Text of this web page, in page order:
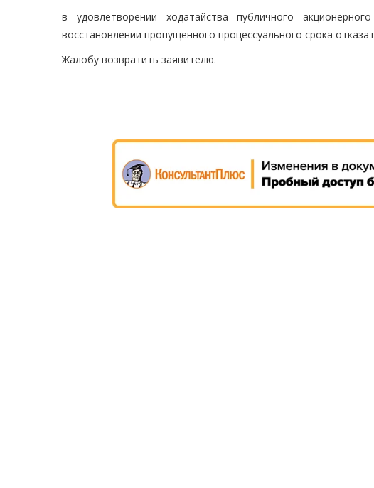
в удовлетворении ходатайства публичного
восстановлении пропущенного процессуального срока
Жалобу возвратить заявителю.